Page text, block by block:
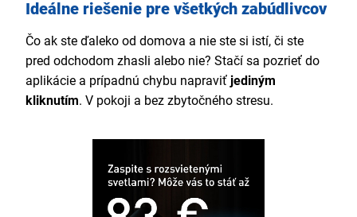
Ideálne riešenie pre všetkých zabúdlivcov
Čo ak ste ďaleko od domova a nie ste si istí, či ste
pred odchodom zhasli alebo nie? Stačí sa pozrieť do
aplikácie a prípadnú chybu napraviť jediným
kliknutím. V pokoji a bez zbytočného stresu.